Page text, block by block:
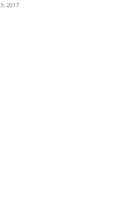
2017